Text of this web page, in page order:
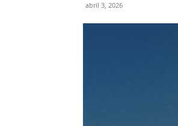
abril 3, 2026